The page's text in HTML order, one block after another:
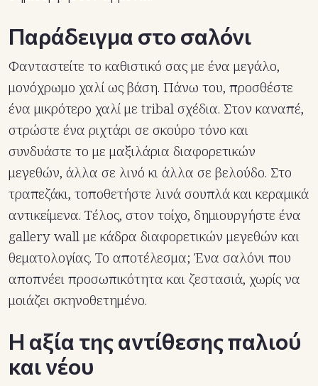
Παράδειγμα στο σαλόνι
Φανταστείτε το καθιστικό σας με ένα μεγάλο,
μονόχρωμο χαλί ως βάση. Πάνω του, προσθέστε
ένα μικρότερο χαλί με tribal σχέδια. Στον καναπέ,
στρώστε ένα ριχτάρι σε σκούρο τόνο και
συνδυάστε το με μαξιλάρια διαφορετικών
μεγεθών, άλλα σε λινό κι άλλα σε βελούδο. Στο
τραπεζάκι, τοποθετήστε λινά σουπλά και κεραμικά
αντικείμενα. Τέλος, στον τοίχο, δημιουργήστε ένα
gallery wall με κάδρα διαφορετικών μεγεθών και
θεματολογίας. Το αποτέλεσμα; Ένα σαλόνι που
αποπνέει προσωπικότητα και ζεστασιά, χωρίς να
μοιάζει σκηνοθετημένο.
Η αξία της αντίθεσης παλιού
και νέου